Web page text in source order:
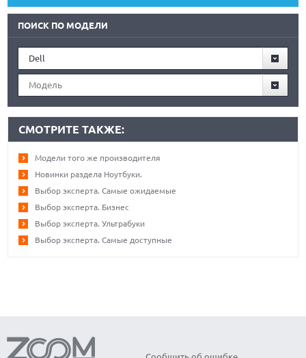
ПОИСК ПО МОДЕЛИ
Dell
Модель
СМОТРИТЕ ТАКЖЕ:
Модели того же производителя
Новинки раздела Ноутбуки.
Выбор эксперта. Самые ожидаемые
Выбор эксперта. Бизнес
Выбор эксперта. Ультрабуки
Выбор эксперта. Самые доступные